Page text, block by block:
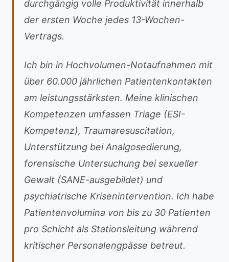
durchgängig volle Produktivität innerhalb
der ersten Woche jedes 13-Wochen-
Vertrags.
Ich bin in Hochvolumen-Notaufnahmen mit
über 60.000 jährlichen Patientenkontakten
am leistungsstärksten. Meine klinischen
Kompetenzen umfassen Triage (ESI-
Kompetenz), Traumaresuscitation,
Unterstützung bei Analgosedierung,
forensische Untersuchung bei sexueller
Gewalt (SANE-ausgebildet) und
psychiatrische Krisenintervention. Ich habe
Patientenvolumina von bis zu 30 Patienten
pro Schicht als Stationsleitung während
kritischer Personalengpässe betreut.